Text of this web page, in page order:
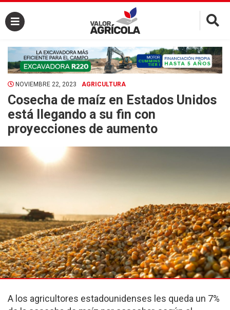
×
NOVIEMBRE 22, 2023 AGRICULTURA
Cosecha de maíz en Estados Unidos
está llegando a su fin con
proyecciones de aumento
A los agricultores estadounidenses les queda un 7%